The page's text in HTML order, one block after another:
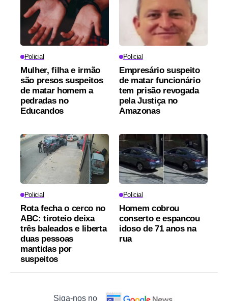
Policial
Mulher, filha e irmão
são presos suspeitos
de matar homem a
pedradas no
Educandos
Policial
Empresário suspeito
de matar funcionário
tem prisão revogada
pela Justiça no
Amazonas
Policial
Rota fecha o cerco no
ABC: tiroteio deixa
três baleados e liberta
duas pessoas
mantidas por
suspeitos
Policial
Homem cobrou
conserto e espancou
idoso de 71 anos na
rua
Siga-nos no